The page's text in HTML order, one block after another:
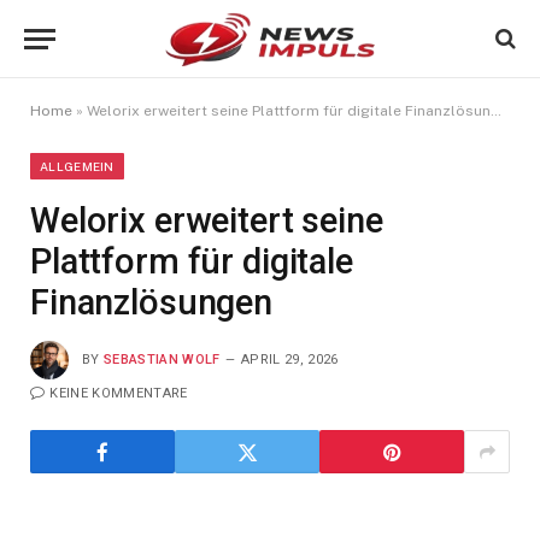
Home » Welorix erweitert seine Plattform für digitale Finanzlösungen
ALLGEMEIN
Welorix erweitert seine
Plattform für digitale
Finanzlösungen
BY SEBASTIAN WOLF APRIL 29, 2026
KEINE KOMMENTARE